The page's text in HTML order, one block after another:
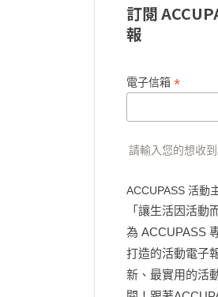
訂閱
報
電子信箱 *
請輸入您的想收
ACCUPASS 活動
「讓生活因活動
為 ACCUPASS
打造的活動電子
新、最實用的活